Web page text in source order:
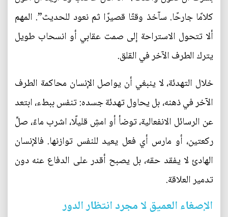
كلامًا جارحًا. سآخذ وقتًا قصيرًا ثم نعود للحديث”. المهم
ألا تتحول الاستراحة إلى صمت عقابي أو انسحاب طويل
يترك الطرف الآخر في القلق.
خلال التهدئة، لا ينبغي أن يواصل الإنسان محاكمة الطرف
الآخر في ذهنه، بل يحاول تهدئة جسده: تنفس ببطء، ابتعد
عن الرسائل الانفعالية، توضأ أو امشِ قليلًا، اشرب ماءً، صلِّ
ركعتين، أو مارس أي فعل يعيد للنفس توازنها. فالإنسان
الهادئ لا يفقد حقه، بل يصبح أقدر على الدفاع عنه دون
تدمير العلاقة.
الإصغاء العميق لا مجرد انتظار الدور